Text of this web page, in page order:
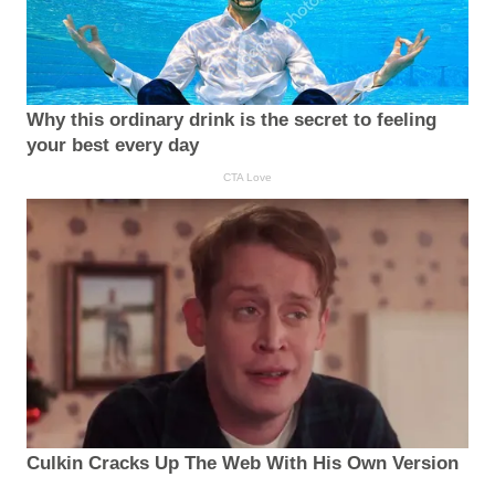
Why this ordinary drink is the secret to feeling
your best every day
CTA Love
Culkin Cracks Up The Web With His Own Version